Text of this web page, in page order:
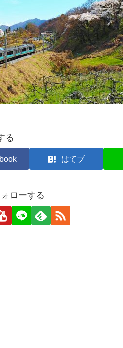
る
はてブ
ローする